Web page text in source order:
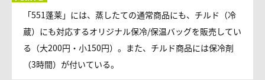
「551蓬莱」には、蒸したての通常商品にも、チルド（冷
蔵）にも対応するオリジナル保冷/保温バッグを販売してい
る（大200円・小150円）。また、チルド商品には保冷剤
（3時間）が付いている。